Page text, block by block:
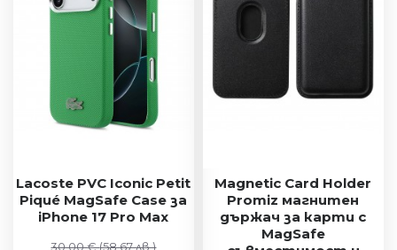
Lacoste PVC Iconic Petit
Piqué MagSafe Case за
iPhone 17 Pro Max
30.00 €(58.67 лв.)
Magnetic Card Holder
Promiz магнитен
държач за карти с
MagSafe